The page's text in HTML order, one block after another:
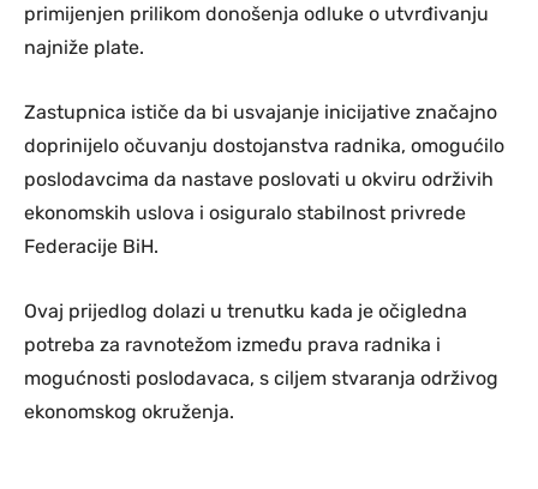
primijenjen prilikom donošenja odluke o utvrđivanju
najniže plate.
Zastupnica ističe da bi usvajanje inicijative značajno
doprinijelo očuvanju dostojanstva radnika, omogućilo
poslodavcima da nastave poslovati u okviru održivih
ekonomskih uslova i osiguralo stabilnost privrede
Federacije BiH.
Ovaj prijedlog dolazi u trenutku kada je očigledna
potreba za ravnotežom između prava radnika i
mogućnosti poslodavaca, s ciljem stvaranja održivog
ekonomskog okruženja.